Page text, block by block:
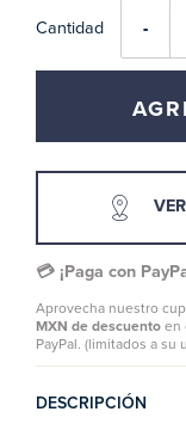
Cantidad -
💳 ¡Paga con
Aprovecha nuestro
MXN de descuento en
PayPal. (limitados a su
DESCRIPCIÓN